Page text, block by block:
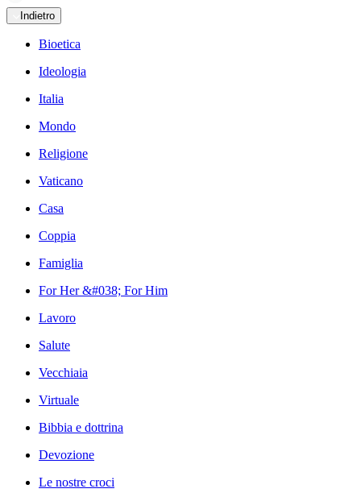
Indietro
Bioetica
Ideologia
Italia
Mondo
Religione
Vaticano
Casa
Coppia
Famiglia
For Her &#038; For Him
Lavoro
Salute
Vecchiaia
Virtuale
Bibbia e dottrina
Devozione
Le nostre croci